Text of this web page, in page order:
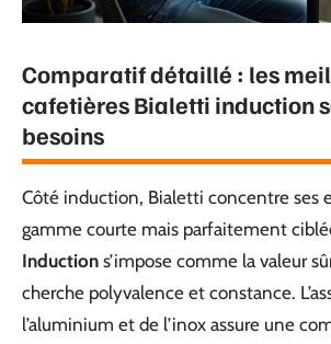
Comparatif détaillé : les
cafetières Bialetti induction
besoins
Côté induction, Bialetti concentre ses
gamme courte mais parfaitement
Induction s’impose comme la valeur
cherche polyvalence et constance.
l’aluminium et de l’inox assure une